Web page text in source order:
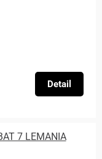
Detail
7 LEMANIA